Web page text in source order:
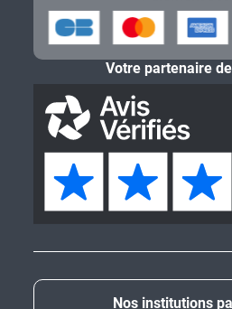
Nos institutions
Votre partenaire